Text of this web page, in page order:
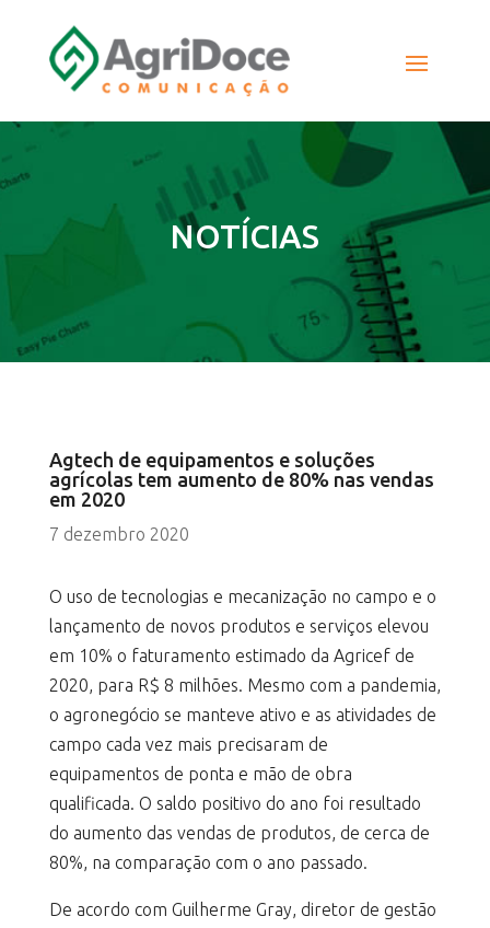
NOTÍCIAS
Agtech de equipamentos e soluções
agrícolas tem aumento de 80% nas vendas
em 2020
7 dezembro 2020
O uso de tecnologias e mecanização no campo e o
lançamento de novos produtos e serviços elevou
em 10% o faturamento estimado da Agricef de
2020, para R$ 8 milhões. Mesmo com a pandemia,
o agronegócio se manteve ativo e as atividades de
campo cada vez mais precisaram de
equipamentos de ponta e mão de obra
qualificada. O saldo positivo do ano foi resultado
do aumento das vendas de produtos, de cerca de
80%, na comparação com o ano passado.
De acordo com Guilherme Gray, diretor de gestão